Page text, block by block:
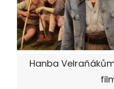
Hanba